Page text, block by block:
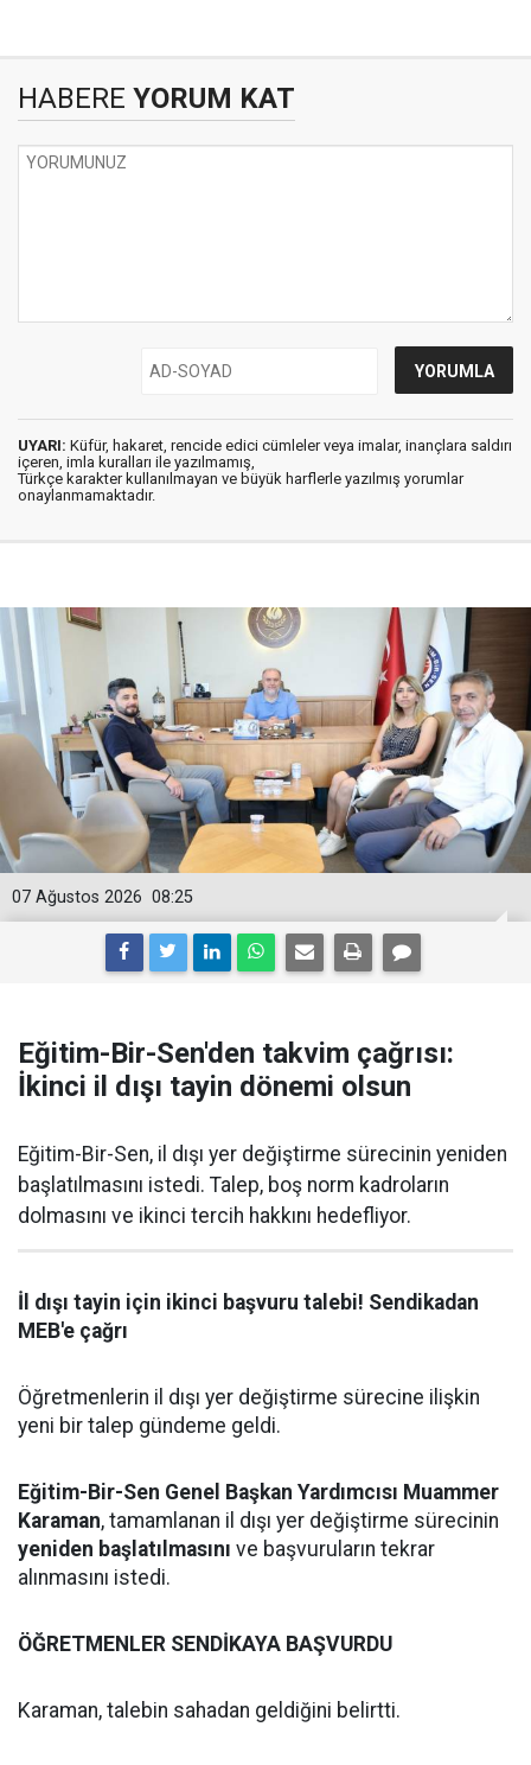
HABERE YORUM KAT
UYARI: Küfür, hakaret, rencide edici cümleler veya imalar, inançlara saldırı
içeren, imla kuralları ile yazılmamış,
Türkçe karakter kullanılmayan ve büyük harflerle yazılmış yorumlar
onaylanmamaktadır.
08:25
07 Ağustos 2026
Eğitim-Bir-Sen'den takvim çağrısı:
İkinci il dışı tayin dönemi olsun
Eğitim-Bir-Sen, il dışı yer değiştirme sürecinin yeniden
başlatılmasını istedi. Talep, boş norm kadroların
dolmasını ve ikinci tercih hakkını hedefliyor.
İl dışı tayin için ikinci başvuru talebi! Sendikadan
MEB'e çağrı
Öğretmenlerin il dışı yer değiştirme sürecine ilişkin
yeni bir talep gündeme geldi.
Eğitim-Bir-Sen Genel Başkan Yardımcısı Muammer
Karaman, tamamlanan il dışı yer değiştirme sürecinin
yeniden başlatılmasını ve başvuruların tekrar
alınmasını istedi.
ÖĞRETMENLER SENDİKAYA BAŞVURDU
Karaman, talebin sahadan geldiğini belirtti.